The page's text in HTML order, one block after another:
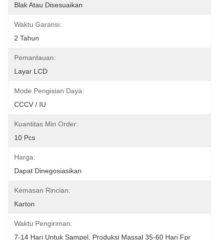
Blak Atau Disesuaikan
Waktu Garansi:
2 Tahun
Pemantauan:
Layar LCD
Mode Pengisian Daya:
CCCV / IU
Kuantitas Min Order:
10 Pcs
Harga:
Dapat Dinegosiasikan
Kemasan Rincian:
Karton
Waktu Pengiriman:
7-14 Hari Untuk Sampel, Produksi Massal 35-60 Hari Fpr